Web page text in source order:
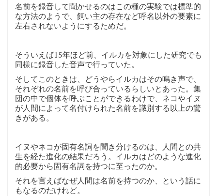
名前を録音して聞かせるのはこの種の実験では標準的
な方法のようで、飼い主の存在など呼名以外の要素に
左右されないようにするためだ。
そういえば15年ほど前、イルカを対象にした研究でも
同様に録音した音声で行っていた。
そしてこのときは、どうやらイルカはその鳴き声で、
それぞれの名前を呼び合っているらしいとあった。集
団の中で個体を呼ぶことができるわけで、ネコやイヌ
が人間によって名付けられた名前を識別する以上の驚
きがある。
イヌやネコが固有名詞を聞き分けるのは、人間との共
生を経た進化の結果だろう。イルカはどのような進化
的必要から固有名詞を持つに至ったのか。
それを言えばなぜ人間は名前を持つのか、という話に
もなるのだけれど。